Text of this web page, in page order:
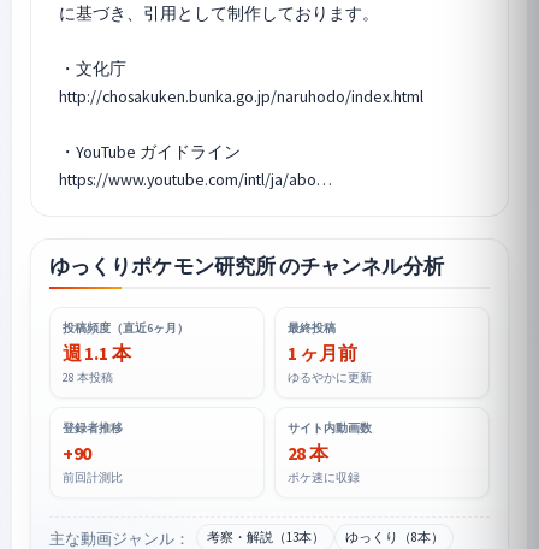
に基づき、引用として制作しております。
・文化庁
http://chosakuken.bunka.go.jp/naruhodo/index.html
・YouTube ガイドライン
https://www.youtube.com/intl/ja/abo…
ゆっくりポケモン研究所 のチャンネル分析
投稿頻度（直近6ヶ月）
週 1.1 本
28 本投稿
最終投稿
1 ヶ月前
ゆるやかに更新
登録者推移
+90
前回計測比
サイト内動画数
28 本
ポケ速に収録
主な動画ジャンル： 考察・解説（13本）
ゆっくり（8本）